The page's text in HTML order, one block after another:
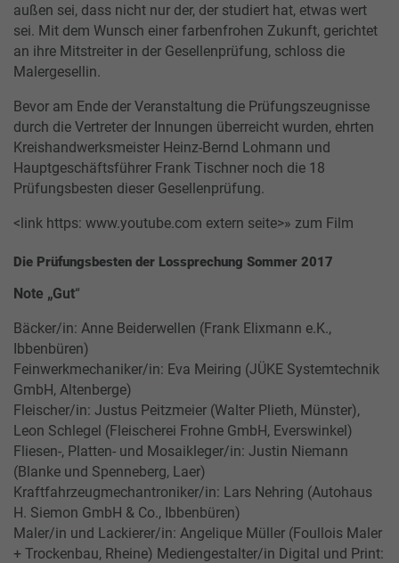
außen sei, dass nicht nur der, der studiert hat, etwas wert
sei. Mit dem Wunsch einer farbenfrohen Zukunft, gerichtet
an ihre Mitstreiter in der Gesellenprüfung, schloss die
Malergesellin.
Bevor am Ende der Veranstaltung die Prüfungszeugnisse
durch die Vertreter der Innungen überreicht wurden, ehrten
Kreishandwerksmeister Heinz-Bernd Lohmann und
Hauptgeschäftsführer Frank Tischner noch die 18
Prüfungsbesten dieser Gesellenprüfung.
<link https: www.youtube.com extern seite>» zum Film
Die Prüfungsbesten der Lossprechung Sommer 2017
Note „Gut“
Bäcker/in: Anne Beiderwellen (Frank Elixmann e.K.,
Ibbenbüren)
Feinwerkmechaniker/in: Eva Meiring (JÜKE Systemtechnik
GmbH, Altenberge)
Fleischer/in: Justus Peitzmeier (Walter Plieth, Münster),
Leon Schlegel (Fleischerei Frohne GmbH, Everswinkel)
Fliesen-, Platten- und Mosaikleger/in: Justin Niemann
(Blanke und Spenneberg, Laer)
Kraftfahrzeugmechantroniker/in: Lars Nehring (Autohaus
H. Siemon GmbH & Co., Ibbenbüren)
Maler/in und Lackierer/in: Angelique Müller (Foullois Maler
+ Trockenbau, Rheine) Mediengestalter/in Digital und Print: